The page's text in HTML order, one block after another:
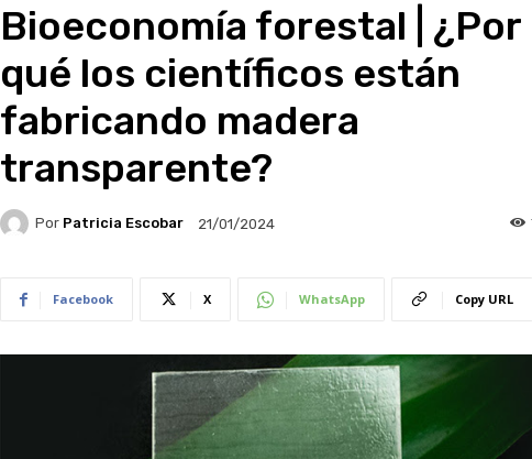
Bioeconomía forestal | ¿Por
qué los científicos están
fabricando madera
transparente?
Por Patricia Escobar 21/01/2024
Facebook X WhatsApp Copy URL